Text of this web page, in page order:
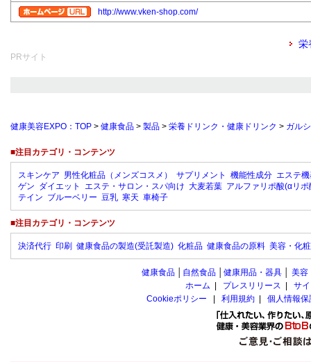
http://www.vken-shop.com/
栄
PRサイト
健康美容EXPO：TOP > 健康食品 > 製品 > 栄養ドリンク・健康ドリンク > ガル
■注目カテゴリ・コンテンツ
スキンケア 男性化粧品（メンズコスメ） サプリメント 機能性成分 エステ
ゲン ダイエット エステ・サロン・スパ向け 大麦若葉 アルファリポ酸(αリポ
テイン ブルーベリー 豆乳 寒天 車椅子
■注目カテゴリ・コンテンツ
決済代行 印刷 健康食品の製造(受託製造) 化粧品 健康食品の原料 美容・化
健康食品 自然食品 健康用品・器具 美容
ホーム
プレスリリース
サ
Cookieポリシー
利用規約 個人情報